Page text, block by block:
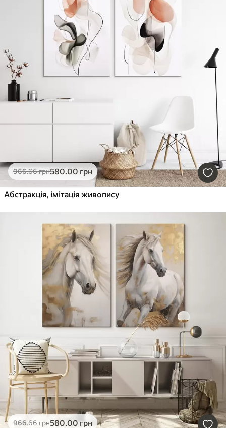
966.66грн580.00 грн
Абстракція, імітація живопису
966.66грн580.00грн